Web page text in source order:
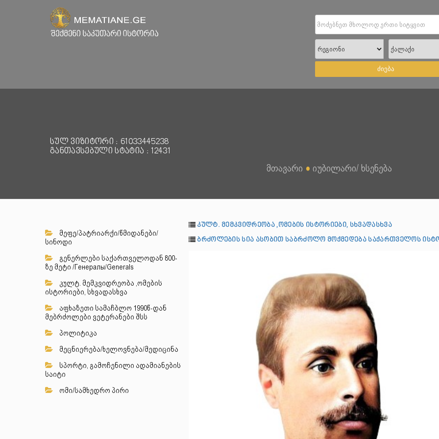
ძიება
სულ ვიზიტორი : 61033445238
განთავსებული სტატია : 12431
მთავარი ● იუბილარი/ ხსენება
მეფე/პატრიარქი/წმიდანები/
სინოდი
გენერლები საქართველოდან 800-
ზე მეტი /Генералы/Generals
კულტ. მემკვიდრეობა ,ომების
ისტორიები, სხვადასხვა
აფხაზეთი სამაჩბლო 1990წ-დან
მებრძოლები ვეტერანები შსს
პოლიტიკა
მეცნიერება/ხელოვნება/მედიცინა
სპორტი, გამოჩენილი ადამიანების
საიტი
ომი/სამხედრო პირი
კულტ. მემკვიდრეობა ,ომების ისტორიები, სხვადასხვა
ბრძოლების სია ასობით საბრძოლო მოქმედება საქართველოს